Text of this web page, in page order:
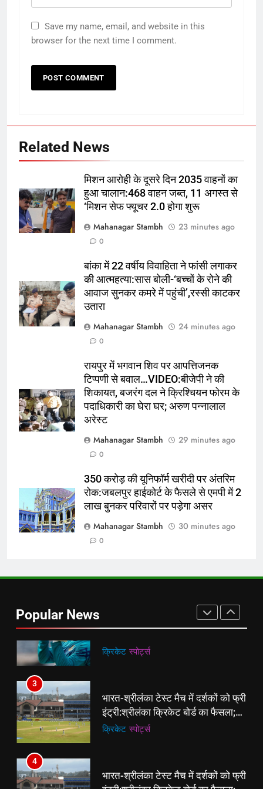
Save my name, email, and website in this
browser for the next time I comment.
Related News
मिशन आरोही के दूसरे दिन 2035 वाहनों का
हुआ चालान:468 वाहन जब्त, 11 अगस्त से
‘मिशन सेफ फ्यूचर 2.0 होगा शुरू
Mahanagar Stambh
23 minutes ago
0
बांका में 22 वर्षीय विवाहिता ने फांसी लगाकर
की आत्महत्या:सास बोली-‘बच्चों के रोने की
आवाज सुनकर कमरे में पहुंची’,रस्सी काटकर
उतारा
Mahanagar Stambh
24 minutes ago
0
रायपुर में भगवान शिव पर आपत्तिजनक
टिप्पणी से बवाल…VIDEO:बीजेपी ने की
शिकायत, बजरंग दल ने क्रिश्चियन फोरम के
पदाधिकारी का घेरा घर; अरुण पन्नालाल
अरेस्ट
Mahanagar Stambh
29 minutes ago
0
350 करोड़ की यूनिफॉर्म खरीदी पर अंतरिम
रोक:जबलपुर हाईकोर्ट के फैसले से एमपी में 2
लाख बुनकर परिवारों पर पड़ेगा असर
Mahanagar Stambh
30 minutes ago
0
Popular News
5
India vs Sri Lanka: कोलंबो में गेंदबाजों
की कड़ी परीक्षा, Kuldeep और Jadeja
ने अभ्यास मैच में कराई वापसी
क्रिकेट ‎स्पोर्ट्स
India vs Sri Lanka: कोलंबो में गेंदबाजों
की कड़ी परीक्षा, Kuldeep और Jadeja
ने अभ्यास मैच में कराई वापसी
क्रिकेट
Wasim Jaffer, नतीजों के दम पर
Chief Selector को बताया पूरी तरह
सफल
क्रिकेट ‎स्पोर्ट्स
8
Wasim Jaffer, नतीजों के दम पर
सफल
1
शाकिब अल हसन की बांग्लादेश वापसी होगी
या नहीं:मर्डर केस, शेख हसीना से रिश्ते और
2027 वर्ल्ड कप, 5 सवालों में पूरी कहानी
क्रिकेट
या नहीं:मर्डर केस, शेख हसीना से रिश्ते और
2027 वर्ल्ड कप, 5 सवालों में पूरी कहानी
3
15 अगस्त से गॉल में पहला मुकाबला
क्रिकेट ‎स्पोर्ट्स
4
15 अगस्त से गॉल में पहला मुकाबला
क्रिकेट ‎स्पोर्ट्स